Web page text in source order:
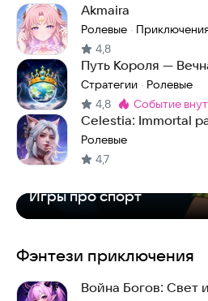
Akmaira
Ролевые ·
4,8
Путь Короля —
Стратегии · Ролевые
4,8 Метка:
событие
Celestia: Immortal
Ролевые
4,7
Игры про спорт
Фэнтези приключения
Война Богов: Свет